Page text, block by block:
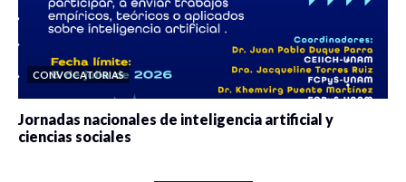
CONVOCATORIAS
Jornadas nacionales de inteligencia artificial y
ciencias sociales